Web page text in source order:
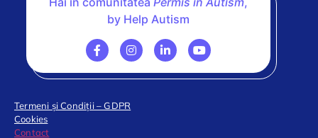
by Help Autism
Termeni și Condiții – GDPR
Cookies
Contact